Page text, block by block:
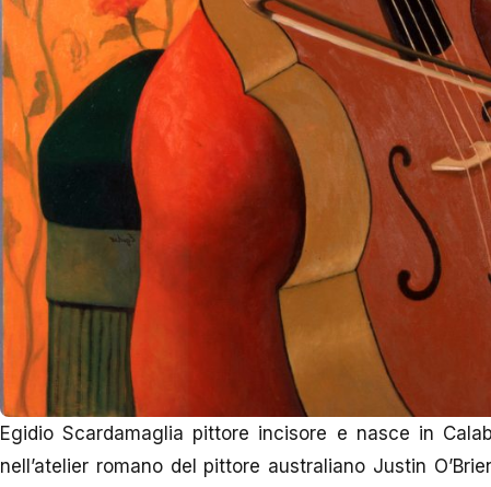
Egidio Scardamaglia pittore incisore e nasce in
nell’atelier romano del pittore australiano Justin